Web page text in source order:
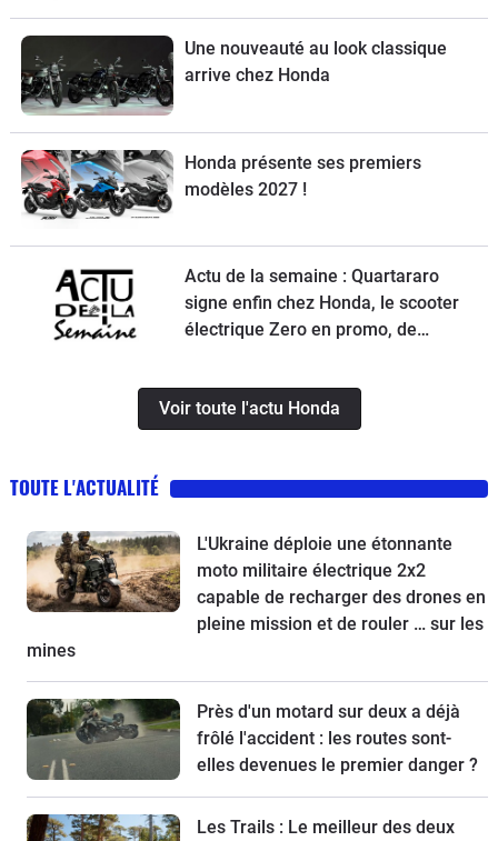
et la Norton Atlas à l’essai
Une nouveauté au look classique
arrive chez Honda
Honda présente ses premiers
modèles 2027 !
Actu de la semaine : Quartararo
signe enfin chez Honda, le scooter
électrique Zero en promo, de
trottinettes, un Chinois ambitieux et
KTM à la relance
Voir toute l'actu Honda
TOUTE L'ACTUALITÉ
L'Ukraine déploie une étonnante
moto militaire électrique 2x2
capable de recharger des drones en
pleine mission et de rouler … sur les
mines
Près d'un motard sur deux a déjà
frôlé l'accident : les routes sont-
elles devenues le premier danger ?
Les Trails : Le meilleur des deux